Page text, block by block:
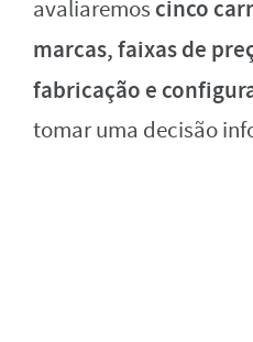
avaliaremos cinco
marcas, faixas de
fabricação e
tomar uma decisão